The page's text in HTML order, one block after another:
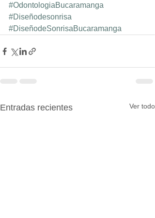
#OdontologiaBucaramanga
#Diseñodesonrisa
#DiseñodeSonrisaBucaramanga
Entradas recientes Ver todo